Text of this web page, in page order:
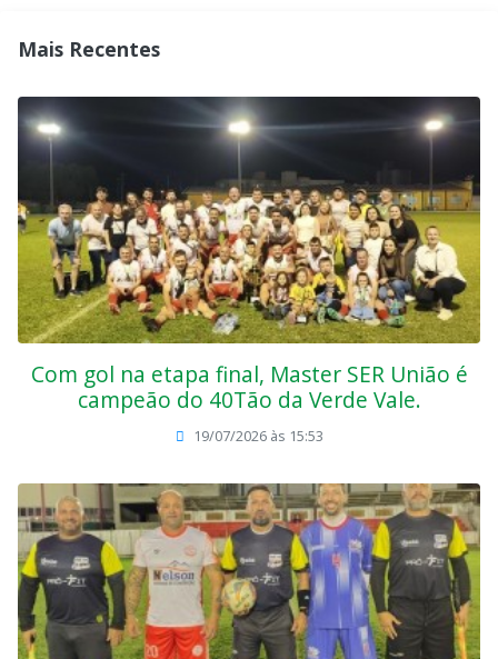
Mais Recentes
Com gol na etapa final, Master SER União é
campeão do 40Tão da Verde Vale.
19/07/2026 às 15:53